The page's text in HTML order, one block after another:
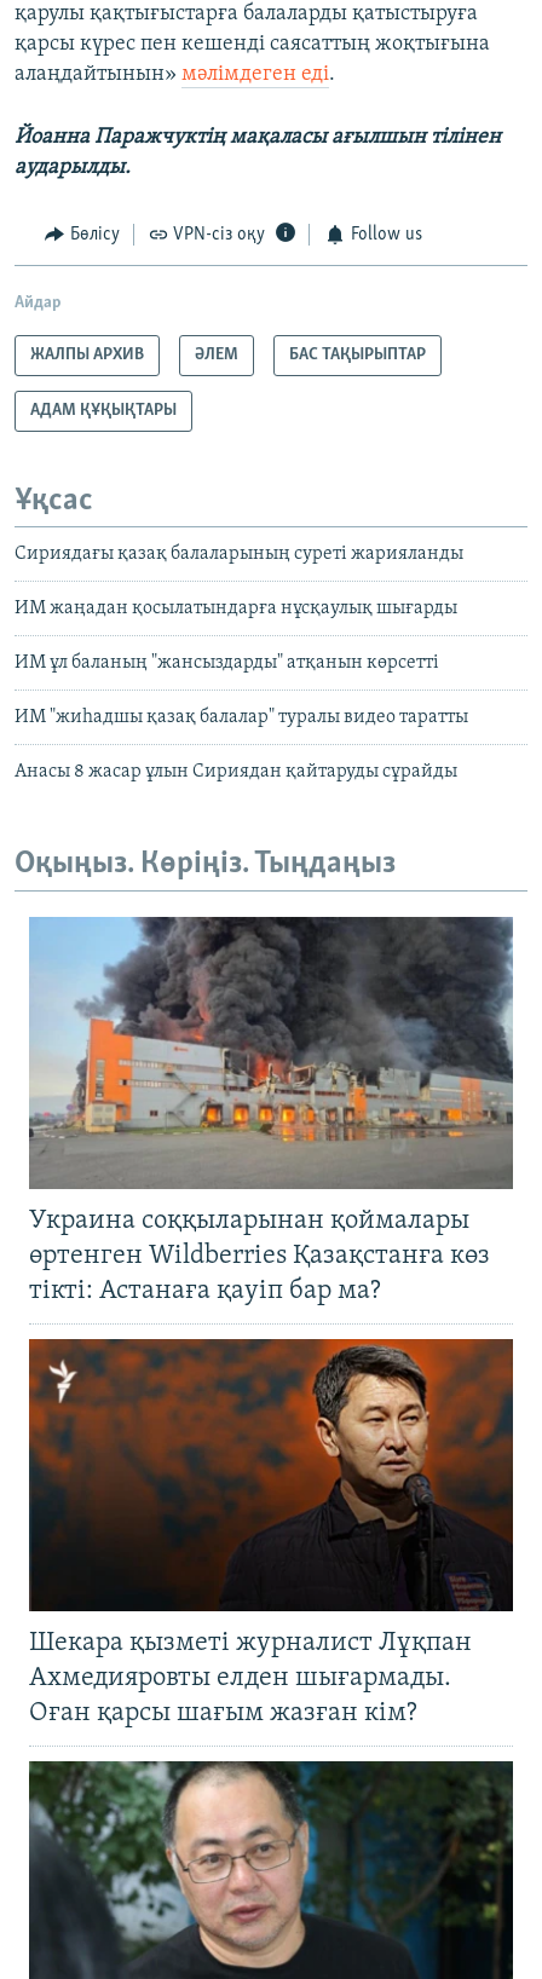
қарулы қақтығыстарға балаларды қатыстыруға
қарсы күрес пен кешенді саясаттың жоқтығына
алаңдайтынын» мәлімдеген еді.
Йоанна Паражчуктің мақаласы ағылшын тілінен
аударылды.
Бөлісу VPN-сіз оқу Follow us
Айдар
ЖАЛПЫ АРХИВ ӘЛЕМ БАС ТАҚЫРЫПТАР
АДАМ ҚҰҚЫҚТАРЫ
Ұқсас
Сириядағы қазақ балаларының суреті жарияланды
ИМ жаңадан қосылатындарға нұсқаулық шығарды
ИМ ұл баланың "жансыздарды" атқанын көрсетті
ИМ "жиһадшы қазақ балалар" туралы видео таратты
Анасы 8 жасар ұлын Сириядан қайтаруды сұрайды
Оқыңыз. Көріңіз. Тыңдаңыз
Украина соққыларынан қоймалары
өртенген Wildberries Қазақстанға көз
тікті: Астанаға қауіп бар ма?
Шекара қызметі журналист Лұқпан
Ахмедияровты елден шығармады.
Оған қарсы шағым жазған кім?